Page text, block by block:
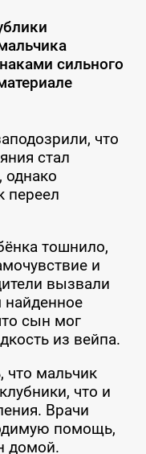
сильного
что
стал
однако
переел
тошнило,
и
вызвали
сын мог
из вейпа.
что мальчик
что и
Врачи
помощь,
домой.